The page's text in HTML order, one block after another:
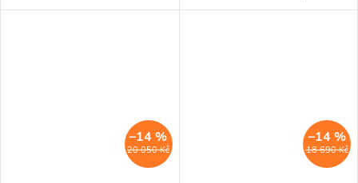
• Materiál: Plast • Instalace:
1300 mm • Barva: Bílá •
20 050 Kč
–14 %
18 690 Kč
–14 %